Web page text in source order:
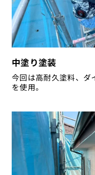
中塗り塗装
今回は高耐久塗料、ダ
を使用。